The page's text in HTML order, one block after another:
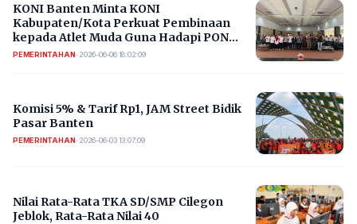
KONI Banten Minta KONI
Kabupaten/Kota Perkuat Pembinaan
kepada Atlet Muda Guna Hadapi PON
2032 di Provinsi Banten
PEMERINTAHAN• 2026-06-06 18:02:09
Komisi 5% & Tarif Rp1, JAM Street Bidik
Pasar Banten
PEMERINTAHAN• 2026-06-03 13:07:09
Nilai Rata-Rata TKA SD/SMP Cilegon
Jeblok, Rata-Rata Nilai 40